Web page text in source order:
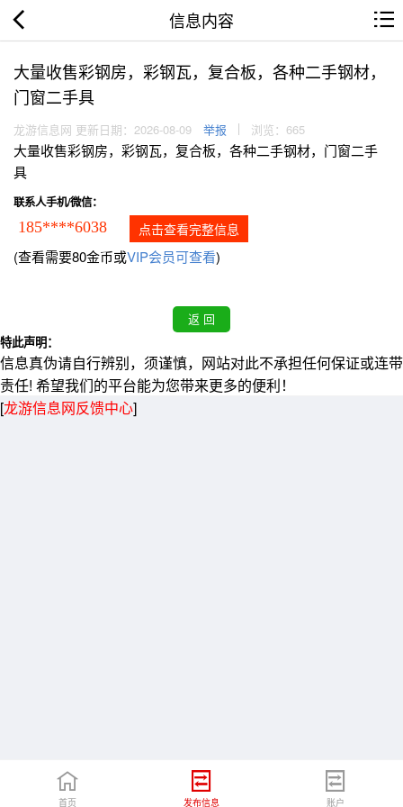
信息内容
大量收售彩钢房，彩钢瓦，复合板，各种二手钢材，
门窗二手具
龙游信息网 更新日期：2026-08-09 举报 浏览：665
大量收售彩钢房，彩钢瓦，复合板，各种二手钢材，门窗二手
具
联系人手机/微信：
185****6038 点击查看完整信息
(查看需要80金币或VIP会员可查看)
特此声明：
信息真伪请自行辨别，须谨慎，网站对此不承担任何保证或连带
责任! 希望我们的平台能为您带来更多的便利！
[龙游信息网反馈中心]
首页 发布信息 账户